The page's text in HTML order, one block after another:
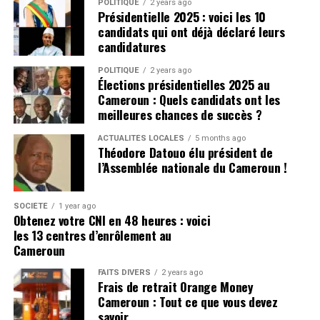
Cliquez ici
Plus de nouvelles de Manchester
United:
United doit naviguer avec soin leurs finances, après
avoir déjà dépensé un montant important pour le
service d’attaque. Ils ont d’autres postes qui ont besoin
de recrutement, sinon l’équipe pourrait lutter contre
l’équilibre de l’équipe.
CLIQUEZ ICI POUR LIRE L’ARTICLE ORIGINAL SUR
manchesterunited365.com
Pour avoir les dernières infos
Cliquez ici
Photo de MB Media / Getty Images
POLITIQUE 2 years ago
Présidentielle 2025 : voici les 10
candidats qui ont déjà déclaré leurs
candidatures
POLITIQUE 2 years ago
Élections présidentielles 2025 au
Cameroun : Quels candidats ont les
meilleures chances de succès ?
ACTUALITÉS LOCALES 5 months ago
Théodore Datouo élu président de
l’Assemblée nationale du Cameroun !
SOCIÉTÉ 1 year ago
Obtenez votre CNI en 48 heures : voici
les 13 centres d’enrôlement au
Cameroun
FAITS DIVERS 2 years ago
Frais de retrait Orange Money
Cameroun : Tout ce que vous devez